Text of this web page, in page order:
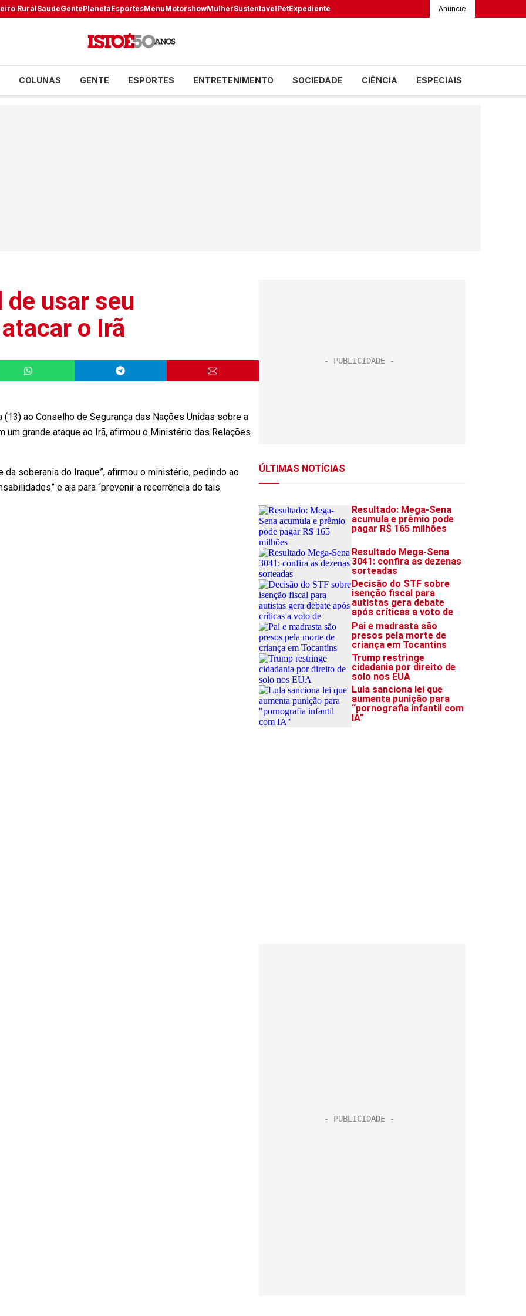
RuralSaúdeGentePlanetaEsportesMenuMotorshowMulherSustentávelPetExpediente Anuncie
COLUNAS GENTE ESPORTES ENTRETENIMENTO SOCIEDADE CIÊNCIA ESPECIAIS
de usar seu
o Irã
ao Conselho de Segurança das Nações Unidas sobre a
um grande ataque ao Irã, afirmou o Ministério das Relações
soberania do Iraque”, afirmou o ministério, pedindo ao
e aja para “prevenir a recorrência de tais